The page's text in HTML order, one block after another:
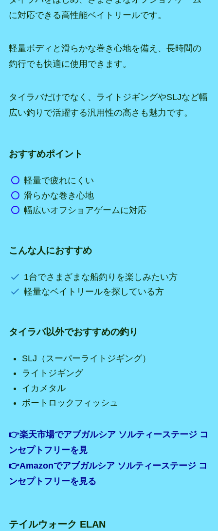
に対応できる高性能ベイトリールです。
軽量ボディと滑らかな巻き心地を備え、長時間の
釣行でも快適に使用できます。
タイラバだけでなく、ライトジギングやSLJなど幅
広い釣りで活躍する汎用性の高さも魅力です。
おすすめポイント
軽量で疲れにくい
滑らかな巻き心地
幅広いオフショアゲームに対応
こんな人におすすめ
1台でさまざまな船釣りを楽しみたい方
軽量なベイトリールを探している方
タイラバ以外でおすすめの釣り
SLJ（スーパーライトジギング）
ライトジギング
イカメタル
ボートロックフィッシュ
👉楽天市場でアブガルシア ソルティーステージ コ
ンセプトフリーを見
👉Amazonでアブガルシア ソルティーステージ コ
ンセプトフリーを見る
テイルウォーク ELAN